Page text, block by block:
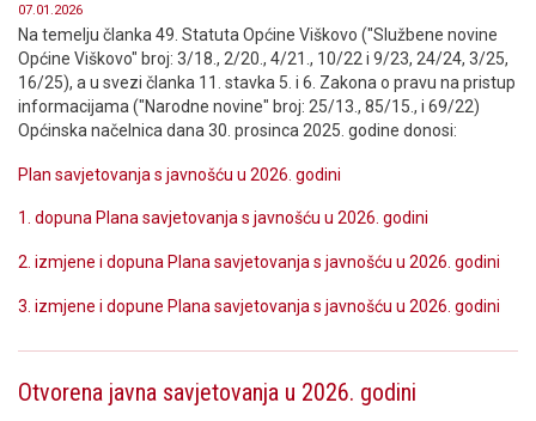
07.01.2026
Na temelju članka 49. Statuta Općine Viškovo ("Službene novine
Općine Viškovo" broj: 3/18., 2/20., 4/21., 10/22 i 9/23, 24/24, 3/25,
16/25), a u svezi članka 11. stavka 5. i 6. Zakona o pravu na pristup
informacijama ("Narodne novine" broj: 25/13., 85/15., i 69/22)
Općinska načelnica dana 30. prosinca 2025. godine donosi:
Plan savjetovanja s javnošću u 2026. godini
1. dopuna Plana savjetovanja s javnošću u 2026. godini
2. izmjene i dopuna Plana savjetovanja s javnošću u 2026. godini
3. izmjene i dopune Plana savjetovanja s javnošću u 2026. godini
Otvorena javna savjetovanja u 2026. godini